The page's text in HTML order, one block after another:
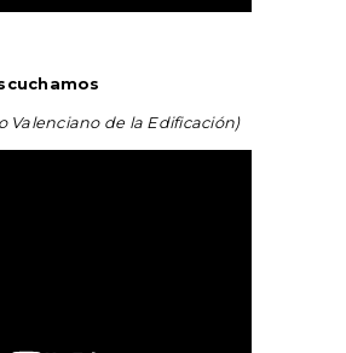
Valenciano de la Edificación)